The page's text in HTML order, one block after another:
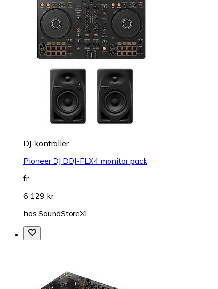
DJ-kontroller
Pioneer DJ DDJ-FLX4 monitor pack
fr.
6 129 kr
hos SoundStoreXL